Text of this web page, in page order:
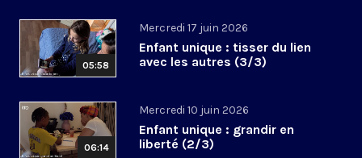
05:58
Mercredi 17 juin 2026
Enfant unique : tisser du lien
avec les autres (3/3)
06:14
Mercredi 10 juin 2026
Enfant unique : grandir en
liberté (2/3)